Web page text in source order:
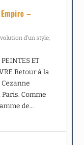
–
d’un style,
ET
Retour à la
Comme
de...